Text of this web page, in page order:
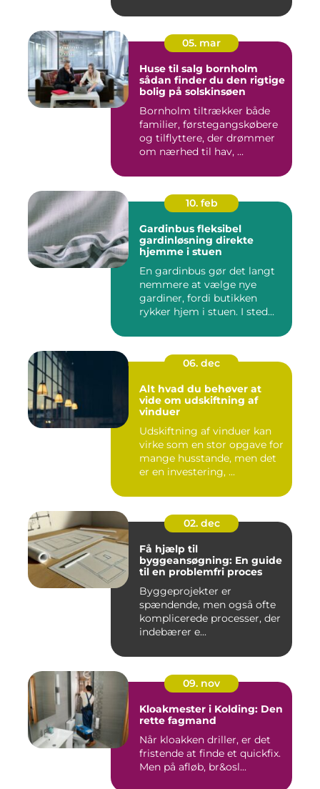
05. mar
Huse til salg bornholm
sådan finder du den rigtige
bolig på solskinsøen
Bornholm tiltrækker både
familier, førstegangskøbere
og tilflyttere, der drømmer
om nærhed til hav, ...
10. feb
Gardinbus fleksibel
gardinløsning direkte
hjemme i stuen
En gardinbus gør det langt
nemmere at vælge nye
gardiner, fordi butikken
rykker hjem i stuen. I sted...
06. dec
Alt hvad du behøver at
vide om udskiftning af
vinduer
Udskiftning af vinduer kan
virke som en stor opgave for
mange husstande, men det
er en investering, ...
02. dec
Få hjælp til
byggeansøgning: En guide
til en problemfri proces
Byggeprojekter er
spændende, men også ofte
komplicerede processer, der
indebærer e...
09. nov
Kloakmester i Kolding: Den
rette fagmand
Når kloakken driller, er det
fristende at finde et quickfix.
Men på afløb, br&osl...